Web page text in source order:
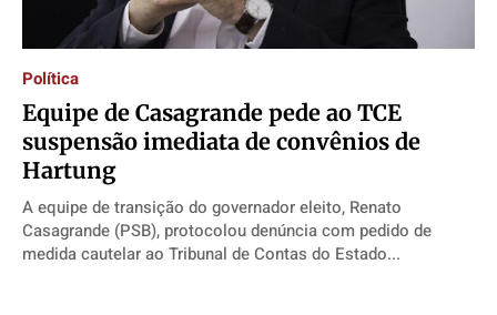
Economia
Cultura
Colunas
Caetano Roque
Gustavo Bastos
Jr Mignone (in memorian)
Wanda Sily
Economia
Cultura
Colunas
Caetano Roque
Gustavo Bastos
Jr Mignone (in memorian)
Wanda Sily
Economia
Cultura
Colunas
Caetano Roque
Gustavo Bastos
Jr Mignone (in memorian)
Wanda Sily
Economia
Cultura
Colunas
Caetano Roque
Gustavo Bastos
Jr Mignone (in memorian)
Wanda Sily
Política
Equipe de Casagrande pede ao TCE
suspensão imediata de convênios de
Hartung
A equipe de transição do governador eleito, Renato
Casagrande (PSB), protocolou denúncia com pedido de
medida cautelar ao Tribunal de Contas do Estado...